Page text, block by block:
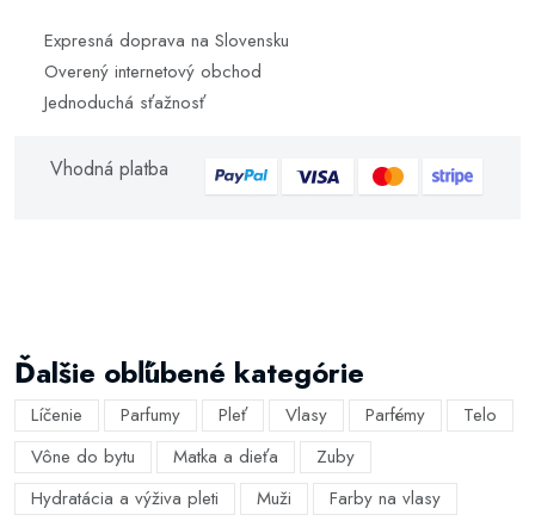
Expresná doprava na Slovensku
Overený internetový obchod
Jednoduchá sťažnosť
Vhodná platba
Ďalšie obľúbené kategórie
Líčenie Parfumy Pleť Vlasy Parfémy
Telo
Vône do bytu
Matka a dieťa
Zuby
Hydratácia a výživa pleti
Muži
Farby na vlasy